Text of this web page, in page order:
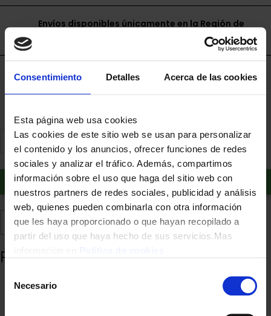
Consentimiento Detalles Acerca de las cookies
Esta página web usa cookies
Las cookies de este sitio web se usan para personalizar
el contenido y los anuncios, ofrecer funciones de redes
sociales y analizar el tráfico. Además, compartimos
información sobre el uso que haga del sitio web con
nuestros partners de redes sociales, publicidad y análisis
web, quienes pueden combinarla con otra información
que les haya proporcionado o que hayan recopilado a
partir del uso que haya hecho de sus servicios.Mas
Necesario
Envíos disponibles únicamente en la Región de
Financia a plazos con Cetelem
+ info
Añadir al carrito
Añadir a favoritos Comparte
Productos relacionados